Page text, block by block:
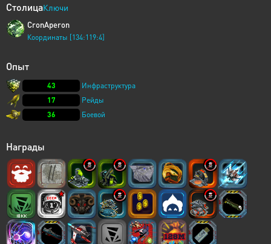
СтолицаКлючи
CronAperon
Координаты [134:119:4]
Опыт
43
Инфраструктура
17
Рейды
36
Боевой
Награды